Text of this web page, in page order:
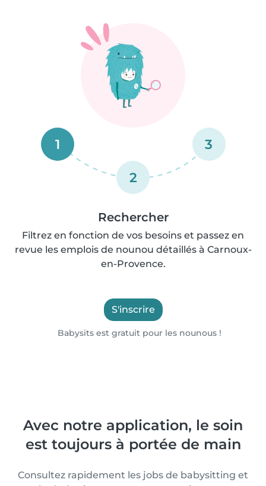
1
2
3
Rechercher
Filtrez en fonction de vos besoins et passez en
revue les emplois de nounou détaillés à Carnoux-
en-Provence.
S'inscrire
Babysits est gratuit pour les nounous !
Avec notre application, le soin
est toujours à portée de main
Consultez rapidement les jobs de babysitting et